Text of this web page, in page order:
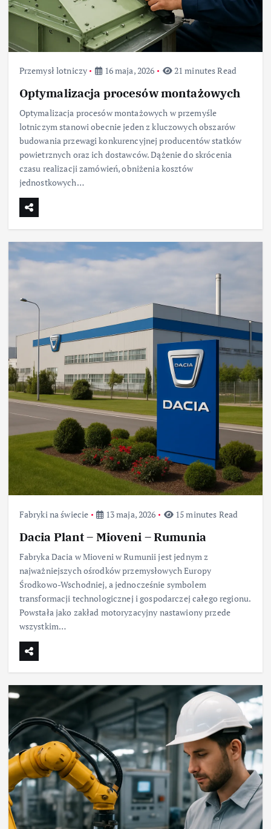
Przemysł lotniczy 16 maja, 2026 21 minutes Read
Optymalizacja procesów montażowych
Optymalizacja procesów montażowych w przemyśle
lotniczym stanowi obecnie jeden z kluczowych obszarów
budowania przewagi konkurencyjnej producentów statków
powietrznych oraz ich dostawców. Dążenie do skrócenia
czasu realizacji zamówień, obniżenia kosztów
jednostkowych…
Fabryki na świecie 13 maja, 2026 15 minutes Read
Dacia Plant – Mioveni – Rumunia
Fabryka Dacia w Mioveni w Rumunii jest jednym z
najważniejszych ośrodków przemysłowych Europy
Środkowo-Wschodniej, a jednocześnie symbolem
transformacji technologicznej i gospodarczej całego regionu.
Powstała jako zakład motoryzacyjny nastawiony przede
wszystkim…